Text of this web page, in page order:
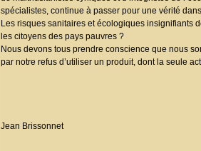
spécialistes, continue à passer pour une vérité
Les risques sanitaires et écologiques insignifiants
les citoyens des pays pauvres ?
Nous devons tous prendre conscience que nous
par notre refus d’utiliser un produit, dont la seule
Jean Brissonnet